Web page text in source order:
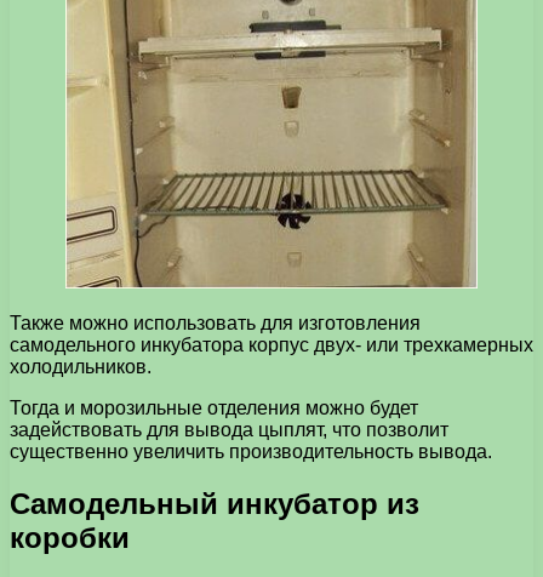
Также можно использовать для изготовления
самодельного инкубатора корпус двух- или трехкамерных
холодильников.
Тогда и морозильные отделения можно будет
задействовать для вывода цыплят, что позволит
существенно увеличить производительность вывода.
Самодельный инкубатор из
коробки